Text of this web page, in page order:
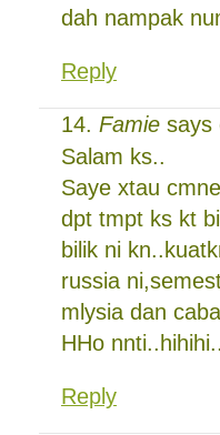
dah nampak
Reply
Famie says
Salam ks..
Saye xtau
dpt tmpt ks kt
bilik ni
russia
mlysia dan
HHo
Reply